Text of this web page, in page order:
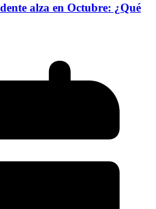
alza en Octubre: ¿Qué